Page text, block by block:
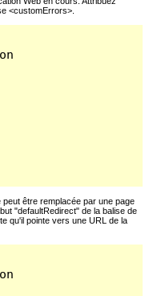
<customErrors>.
être remplacée par une page
"defaultRedirect" de la balise de
qu'il pointe vers une URL de la